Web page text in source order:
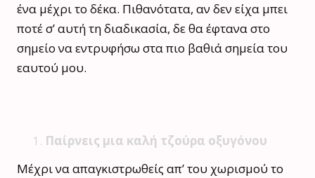
ένα μέχρι το δέκα. Πιθανότατα, αν δεν είχα μπει
ποτέ σ’ αυτή τη διαδικασία, δε θα έφτανα στο
σημείο να εντρυφήσω στα πιο βαθιά σημεία του
εαυτού μου.
Παίρνεις μια καλή τζούρα οξυγόνου
Μέχρι να απαγκιστρωθείς απ’ του χωρισμού το